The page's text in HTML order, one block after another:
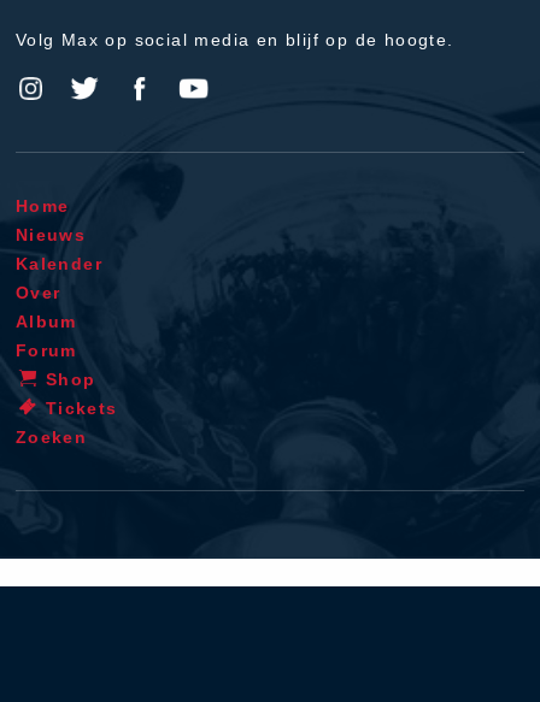
Volg Max op social media en blijf op de hoogte.
Home
Nieuws
Kalender
Over
Album
Forum
Shop
Tickets
Zoeken